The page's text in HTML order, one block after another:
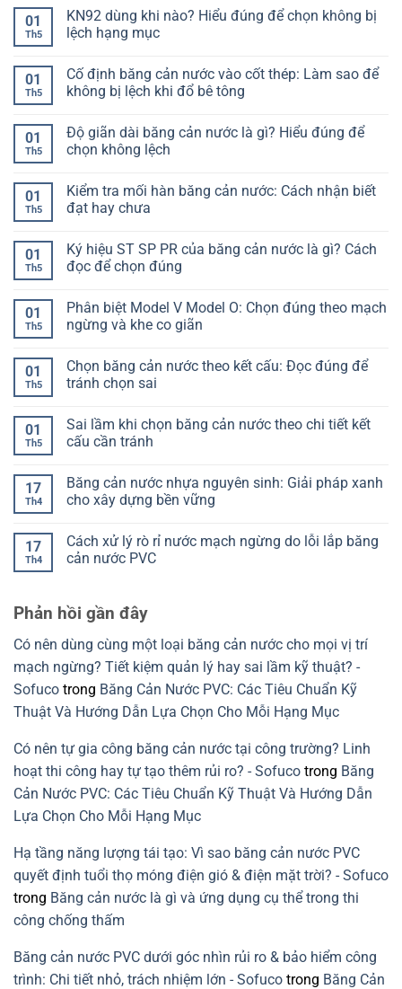
01
Th5
KN92 dùng khi nào? Hiểu đúng để chọn không bị
lệch hạng mục
bình
luận
ở
khi
nào?
Hiểu
chọn
không
bị
mục
01
Th5
Cố định băng cản nước vào cốt thép: Làm sao để
không bị lệch khi đổ bê tông
bình
luận
ở
băng
cản
nước
thép:
Làm
sao
bị
lệch
khi
tông
01
Th5
Độ giãn dài băng cản nước là gì? Hiểu đúng để
chọn không lệch
bình
luận
ở
dài
băng
cản
gì?
Hiểu
đúng
không
lệch
01
Th5
Kiểm tra mối hàn băng cản nước: Cách nhận biết
đạt hay chưa
bình
luận
ở
mối
hàn
băng
Cách
nhận
biết
chưa
01
Th5
Ký hiệu ST SP PR của băng cản nước là gì? Cách
đọc để chọn đúng
bình
luận
ở
ST
SP
PR
cản
nước
là
đọc
để
chọn
01
Th5
Phân biệt Model V Model O: Chọn đúng theo mạch
ngừng và khe co giãn
bình
luận
ở
Model
V
Model
đúng
theo
mạch
khe
co
giãn
01
Th5
Chọn băng cản nước theo kết cấu: Đọc đúng để
tránh chọn sai
bình
luận
ở
cản
nước
theo
Đọc
đúng
để
01
Th5
Sai lầm khi chọn băng cản nước theo chi tiết kết
cấu cần tránh
bình
luận
ở
khi
chọn
băng
chi
tiết
cấu
tránh
17
Th4
Băng cản nước nhựa nguyên sinh: Giải pháp xanh
cho xây dựng bền vững
bình
luận
ở
nhựa
nguyên
Giải
xanh
xây
dựng
bền
17
Th4
Cách xử lý rò rỉ nước mạch ngừng do lỗi lắp băng
cản nước PVC
luận
ở
xử
rò
nước
mạch
ngừng
lắp
băng
cản
nước
PVC
Phản hồi gần đây
Có nên dùng cùng một loại băng cản nước cho mọi vị trí
mạch ngừng? Tiết kiệm quản lý hay sai lầm kỹ thuật? -
Sofuco trong Băng Cản Nước PVC: Các Tiêu Chuẩn Kỹ
Thuật Và Hướng Dẫn Lựa Chọn Cho Mỗi Hạng Mục
Có nên tự gia công băng cản nước tại công trường? Linh
hoạt thi công hay tự tạo thêm rủi ro? - Sofuco trong Băng
Cản Nước PVC: Các Tiêu Chuẩn Kỹ Thuật Và Hướng Dẫn
Lựa Chọn Cho Mỗi Hạng Mục
Hạ tầng năng lượng tái tạo: Vì sao băng cản nước PVC
quyết định tuổi thọ móng điện gió & điện mặt trời? - Sofuco
trong Băng cản nước là gì và ứng dụng cụ thể trong thi
công chống thấm
Băng cản nước PVC dưới góc nhìn rủi ro & bảo hiểm công
trình: Chi tiết nhỏ, trách nhiệm lớn - Sofuco trong Băng Cản